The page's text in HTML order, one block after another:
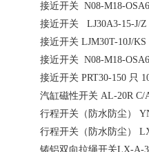
接近开关 N08-M18-
接近开关 LJ30A3-15-J/
接近开关 LJM30T-10J/KS
接近开关 N08-M18-
接近开关 PRT30-150 只
汽缸磁性开关 AL-20R
行程开关（防水防尘）
行程开关（防水防尘）
铸铝双向拉绳开关LX-A-